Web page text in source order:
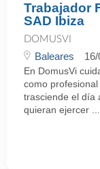
Trabajador
SAD Ibiza
DOMUSVI
Baleares
En DomusVi
como
trasciende el día
quieran ejercer ...